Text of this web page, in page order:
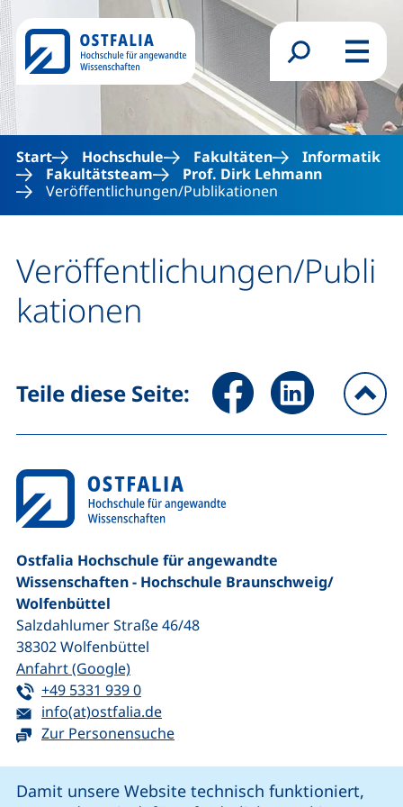
Direkt zum Inhalt
Damit unsere Website technisch funktioniert,
Suchformular
Menü
Start Hochschule Fakultäten
Informatik
Fakultätsteam
Prof. Dirk Lehmann
Veröffentlichungen/Publikationen
Veröffentlichungen/Publi
kationen
Teile diese Seite: Seite über Facebook teilen
Seite über
Ostfalia Hochschule für angewandte
Wissenschaften - Hochschule Braunschweig/​
Wolfenbüttel
Salzdahlumer Straße 46/48
38302Wolfenbüttel
Anfahrt (Google)(externer Link, öffnet neues Fenster)
Tel:
+49 5331 939 0(startet einen Telefonanruf, wenn Ihr
E-Mail:
info(at)ostfalia.de(öffnet Ihr E-Mail-Programm)
Zur Personensuche